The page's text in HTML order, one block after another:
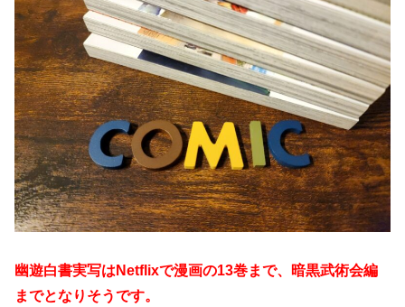
幽遊白書実写はNetflixで漫画の13巻まで、暗黒武術会編
までとなりそうです。